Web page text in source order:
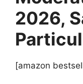
2026,
[amazon